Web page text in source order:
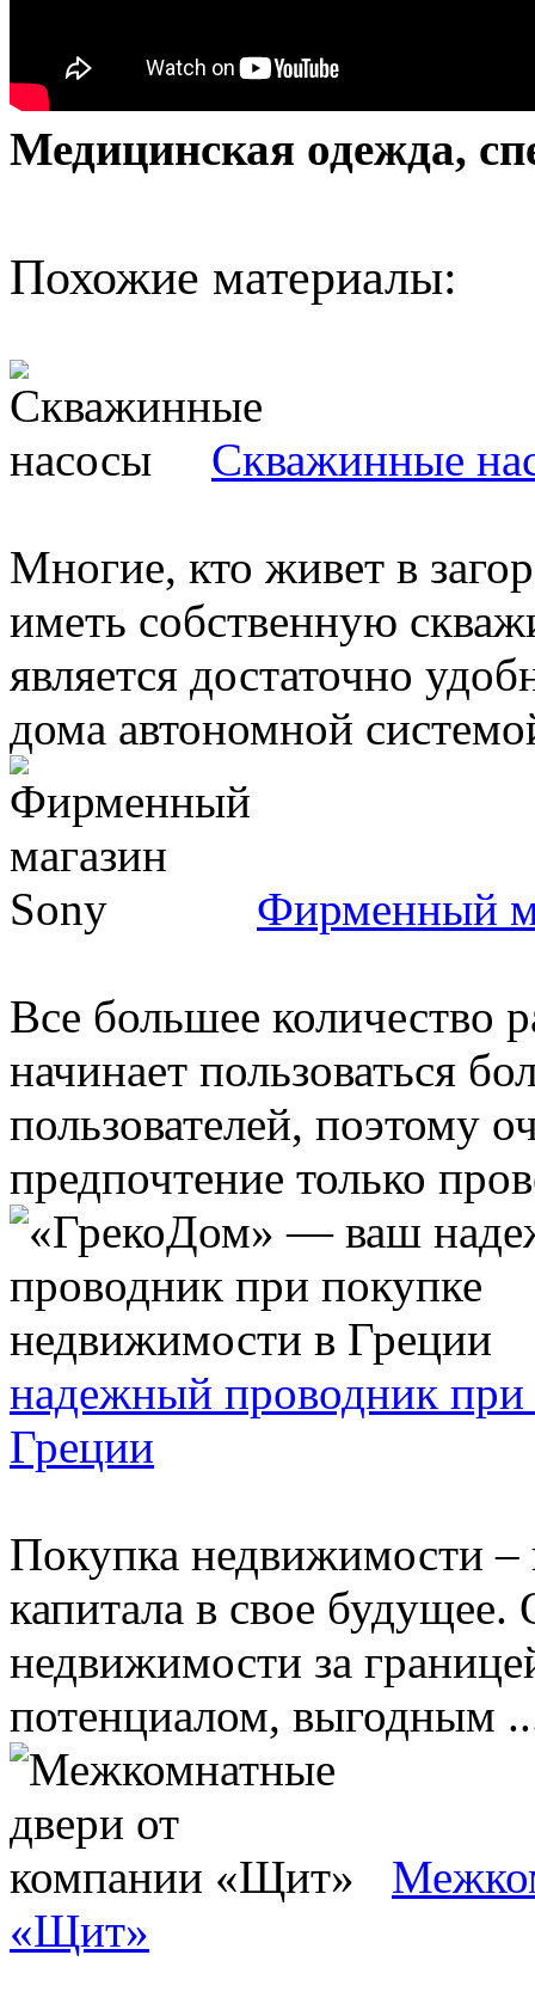
Медицинская одежда,
Похожие материалы:
Скважинные
Многие, кто живет в
иметь собственную
является достаточно
дома автономной
Фирменный
Все большее количество
начинает пользоваться
пользователей, поэтому
предпочтение только
надежный проводник
Греции
Покупка недвижимости –
капитала в свое
недвижимости за
потенциалом, выгодным
«Щит»